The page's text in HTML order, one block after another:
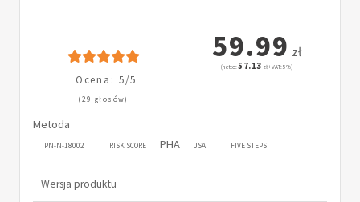
Ocena: 5/5
(29 głosów)
59.99 zł
(netto:57.13 zł + VAT: 5%)
Metoda
PN-N-18002 RISK SCORE PHA JSA FIVE STEPS
Wersja produktu